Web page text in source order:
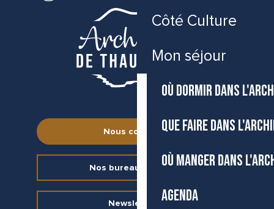
Côté Culture
Mon séjour
OÙ DORMIR DANS
QUE FAIRE DANS
OÙ MANGER DANS
AGENDA
Nous contacter
Nos bureaux d’accueil
Newsletter